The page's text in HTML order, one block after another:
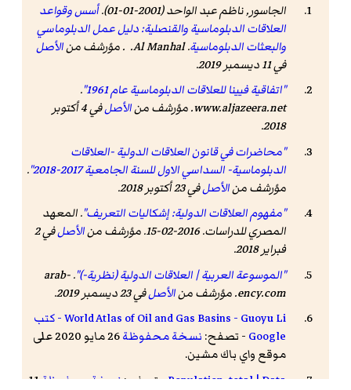
الجاسور, ناظم عبد الواحد (2001-01-01).
أسس وقواعد
العلاقات الدبلوماسية والقنصلية: دليل عمل الدبلوماسي
والبعثات الدبلوماسية. Al Manhal. . مؤرشف من
الأصل
في 11 ديسمبر 2019.
"اتفاقية فيينا للعلاقات الدبلوماسية عام 1961"
.
www.aljazeera.net. مؤرشف منالأصل
في 4 أكتوبر
2018
.
"محاضرات في قانون العلاقات الدولية -العلاقات
الدبلوماسية- السداسي الاول للسنة الجامعية 2017-2018"
.
مؤرشف منالأصلفي 23 أكتوبر 2018.
"مفهوم العلاقات الدولية: إشكاليات التعريف".المعهد
المصري للدراسات. 2016-02-15. مؤرشف من الأصل
في 2
فبراير 2018
.
"الموسوعة العربية | العلاقات الدولية (نظرية-)".
arab-
ency.com. مؤرشف منالأصلفي 23 ديسمبر 2019
.
World Atlas of Oil and Gas Basins - Guoyu Li - كتب
Google - تصفح: نسخة محفوظة
26 مايو 2020 على
موقع واي باك مشين.
Population, total | Data- تصفح:نسخة محفوظة11